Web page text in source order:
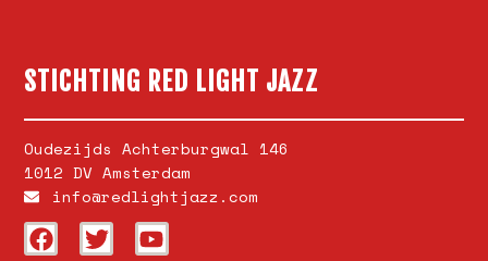
STICHTING RED LIGHT JAZZ
Oudezijds Achterburgwal 146
1012 DV Amsterdam
info@redlightjazz.com